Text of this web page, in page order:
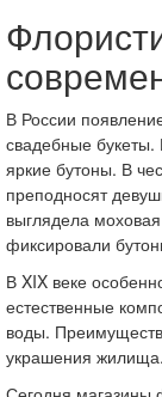
В России
свадебные
яркие бутоны. В
преподносят
выглядела
фиксировали
В XIX веке
естественные
воды.
украшения жилища.